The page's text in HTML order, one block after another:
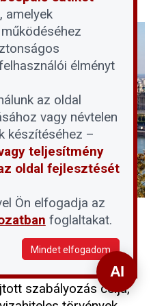
és tartózkodás
a folyamatban lévő
A Tisza
szabályozás célja,
amelyek
élményt
az oldal
vagy névtelen
készítéséhez –
teljesítmény
oldal fejlesztését
Ön elfogadja az
foglaltakat.
Mindet elfogadom